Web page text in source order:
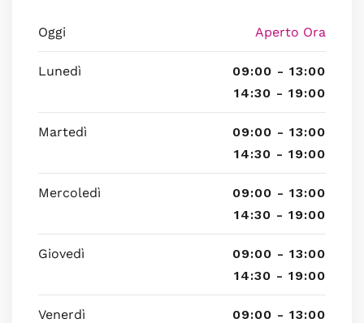
Oggi Aperto Ora
Lunedì
09:00 - 13:00
14:30 - 19:00
Martedì
09:00 - 13:00
14:30 - 19:00
Mercoledì
09:00 - 13:00
14:30 - 19:00
Giovedì
09:00 - 13:00
14:30 - 19:00
Venerdì
09:00 - 13:00